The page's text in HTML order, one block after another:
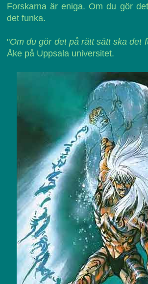
Forskarna är eniga. Om du gör
det funka.
"Om du gör det på rätt sätt ska det
Åke på Uppsala universitet.